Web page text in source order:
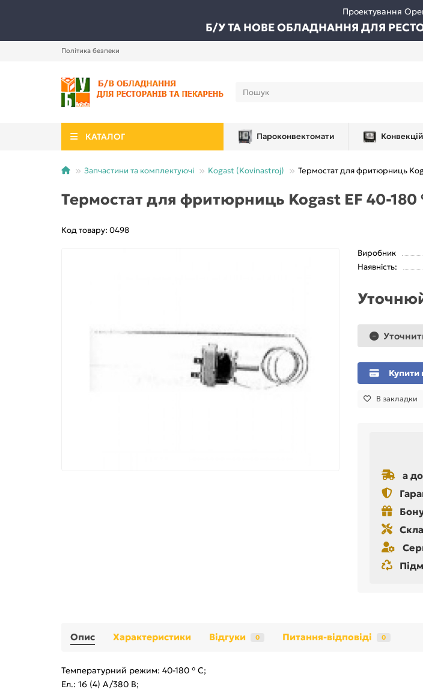
Проектування
Б/У ТА НОВЕ ОБЛАДНАННЯ ДЛЯ
Політика безпеки
КАТАЛОГ Пароконвектомати
Запчастини та комплектуючі Kogast (Kovinastroj) Термостат для фритюрниць
Термостат для фритюрниць Kogast EF 40-180
Код товару: 0498
Виробник
Наявність:
Купити
В закладки
а
Опис Характеристики Відгуки 0 Питання-відповіді 0
Температурний режим: 40-180 ° C;
Ел.: 16 (4) A/380 B;